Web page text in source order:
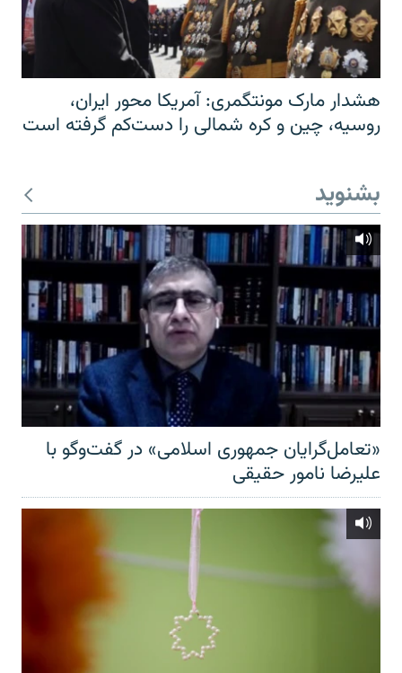
هشدار مارک مونتگمری: آمریکا محور ایران،
روسیه، چین و کره شمالی را دست‌کم گرفته است
بشنوید
«تعامل‌گرایان جمهوری اسلامی» در گفت‌وگو با
علیرضا نامور حقیقی